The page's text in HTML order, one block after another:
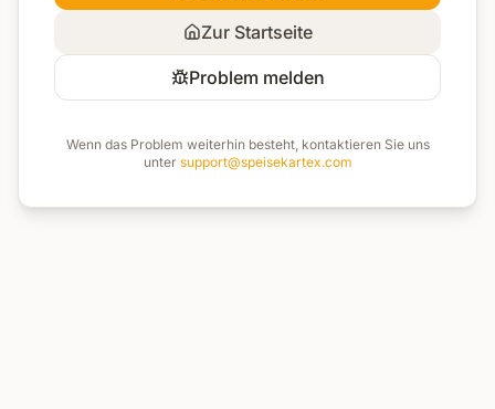
Zur Startseite
Problem melden
Wenn das Problem weiterhin besteht, kontaktieren Sie uns
unter support@speisekartex.com